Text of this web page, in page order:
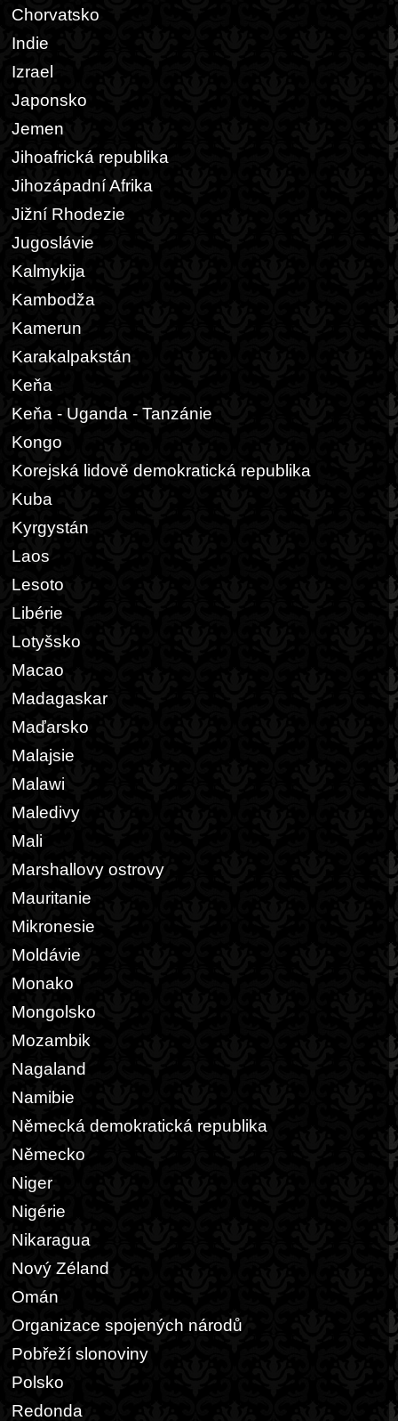
Chorvatsko
Indie
Izrael
Japonsko
Jemen
Jihoafrická republika
Jihozápadní Afrika
Jižní Rhodezie
Jugoslávie
Kalmykija
Kambodža
Kamerun
Karakalpakstán
Keňa
Keňa - Uganda - Tanzánie
Kongo
Korejská lidově demokratická republika
Kuba
Kyrgystán
Laos
Lesoto
Libérie
Lotyšsko
Macao
Madagaskar
Maďarsko
Malajsie
Malawi
Maledivy
Mali
Marshallovy ostrovy
Mauritanie
Mikronesie
Moldávie
Monako
Mongolsko
Mozambik
Nagaland
Namibie
Německá demokratická republika
Německo
Niger
Nigérie
Nikaragua
Nový Zéland
Omán
Organizace spojených národů
Pobřeží slonoviny
Polsko
Redonda